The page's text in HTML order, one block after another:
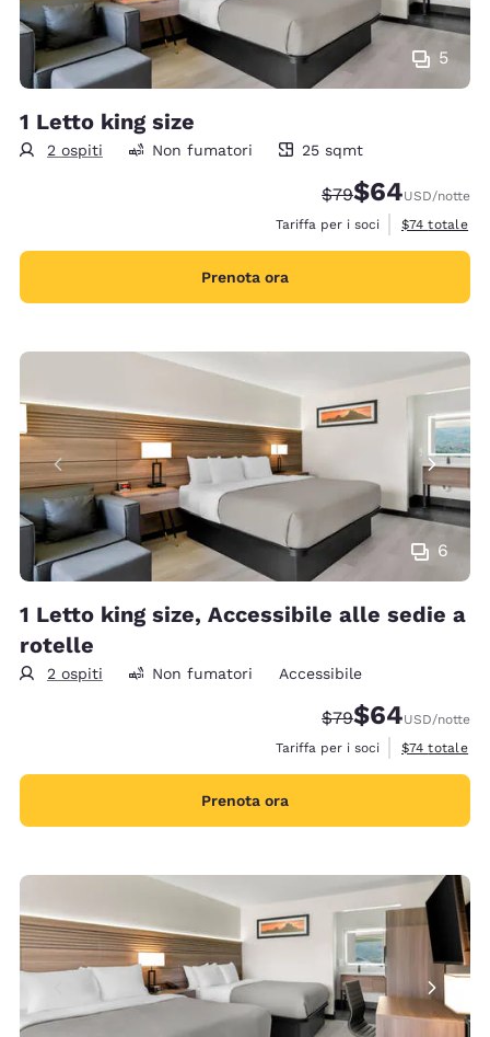
5
1 Letto king size
2 ospiti
25 metri quadri
Non fumatori 25 sqmt
Tariffa di barratura:
$79Tariffa
$64USD/notte
Tariffa per i soci
Visualizza i
$74 totale
Prenota ora
6
1 Letto king size, Accessibile alle sedie a
rotelle
2 ospiti Non fumatori Accessibile
Tariffa di barratura:
$79Tariffa
$64USD/notte
Tariffa per i soci
Visualizza i
$74 totale
Prenota ora